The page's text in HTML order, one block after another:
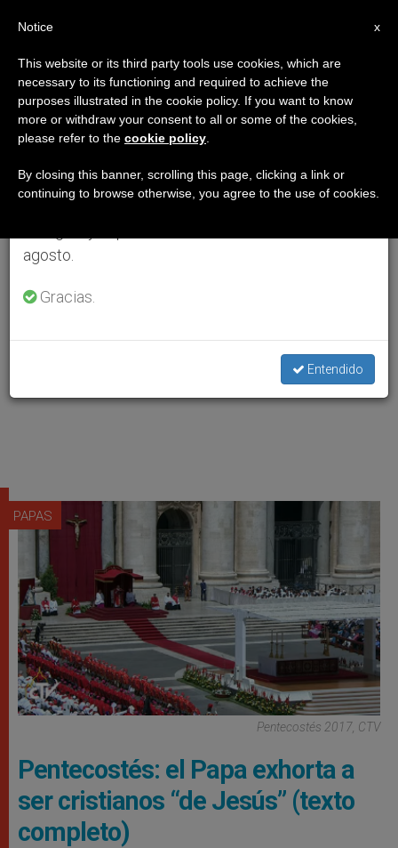
PAPAS
Pentecostés 2017, CTV
Pentecostés: el Papa exhorta a
ser cristianos “de Jesús” (texto
completo)
×
Aviso importante
Del 27 de julio al 7 de agosto haremos la pausa
anual, aprovechando que en el periodo de verano
se generan menos informaciones y también el
agosto.
Gracias.
Entendido
x
Notice
This website or its third party tools use cookies, which are
necessary to its functioning and required to achieve the
purposes illustrated in the cookie policy. If you want to know
more or withdraw your consent to all or some of the cookies,
please refer to the cookie policy
By closing this banner, scrolling this page, clicking a link or
continuing to browse otherwise, you agree to the use of cookies.